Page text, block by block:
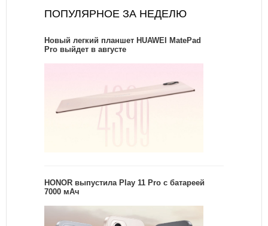
ПОПУЛЯРНОЕ ЗА НЕДЕЛЮ
Новый легкий планшет HUAWEI MatePad
Pro выйдет в августе
HONOR выпустила Play 11 Pro с батареей
7000 мАч